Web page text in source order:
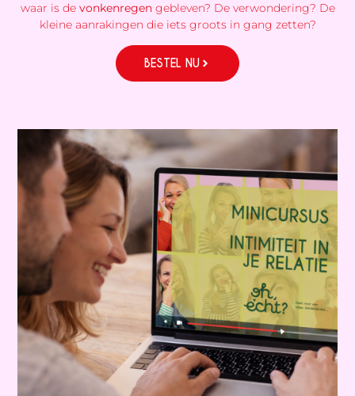
waar is de vonkenregengebleven? De verwondering? De
kleine aanrakingen die iets groots in gang zetten?
BESTEL NU